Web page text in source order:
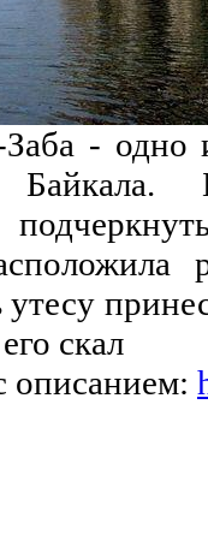
- одно
Байкала.
утесу
скал
описанием: